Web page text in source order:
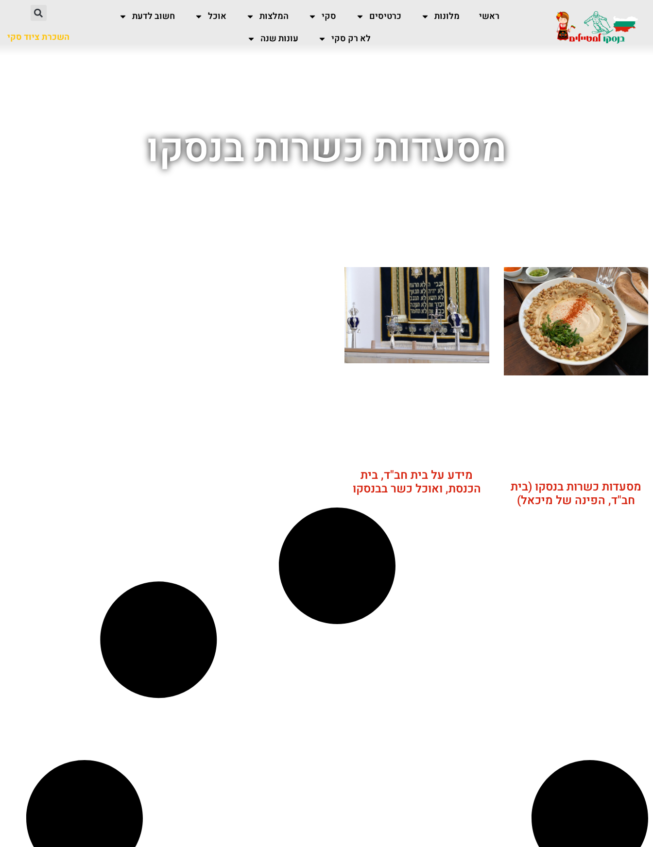
ראשי מלונות כרטיסים סקי המלצות אוכל
חשוב לדעת
לא רק סקי
עונות שנה השכרת ציוד סקי
מסעדות כשרות בנסקו
מסעדות כשרות בנסקו (בית
חב"ד, הפינה של מיכאל)
מידע על בית חב"ד, בית
הכנסת, ואוכל כשר בבנסקו